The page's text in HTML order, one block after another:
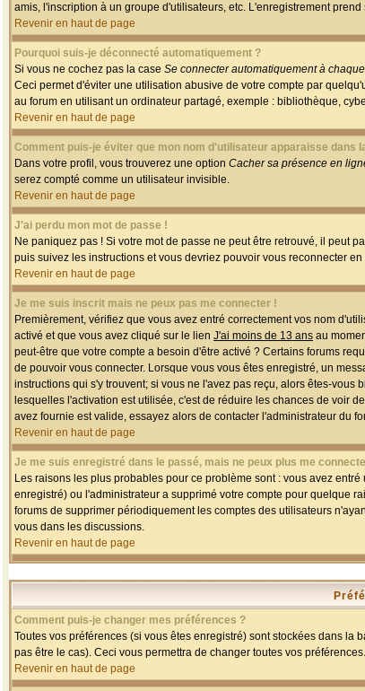
amis, l'inscription à un groupe d'utilisateurs, etc. L'enregistrement
Revenir en haut de page
Pourquoi suis-je déconnecté automatiquement ?
Si vous ne cochez pas la case Se connecter automatiquement à
Ceci permet d'éviter une utilisation abusive de votre compte par
au forum en utilisant un ordinateur partagé, exemple : bibliothèque,
Revenir en haut de page
Comment puis-je éviter que mon nom d'utilisateur apparaisse dans
Dans votre profil, vous trouverez une option Cacher sa présence en
serez compté comme un utilisateur invisible.
Revenir en haut de page
J'ai perdu mon mot de passe !
Ne paniquez pas ! Si votre mot de passe ne peut être retrouvé, il peut
puis suivez les instructions et vous devriez pouvoir vous reconnecter
Revenir en haut de page
Je me suis inscrit mais ne peux pas me connecter !
Premièrement, vérifiez que vous avez entré correctement vos nom
activé et que vous avez cliqué sur le lien J'ai moins de 13 ans au
peut-être que votre compte a besoin d'être activé ? Certains forums
de pouvoir vous connecter. Lorsque vous vous êtes enregistré, un
instructions qui s'y trouvent; si vous ne l'avez pas reçu, alors êtes-
lesquelles l'activation est utilisée, c'est de réduire les chances de voir
avez fournie est valide, essayez alors de contacter l'administrateur du
Revenir en haut de page
Je me suis enregistré dans le passé, mais ne peux plus me
Les raisons les plus probables pour ce problème sont : vous avez
enregistré) ou l'administrateur a supprimé votre compte pour quelque
forums de supprimer périodiquement les comptes des utilisateurs
vous dans les discussions.
Revenir en haut de page
Comment puis-je changer mes préférences ?
Toutes vos préférences (si vous êtes enregistré) sont stockées dans la
pas être le cas). Ceci vous permettra de changer toutes vos préférences.
Revenir en haut de page